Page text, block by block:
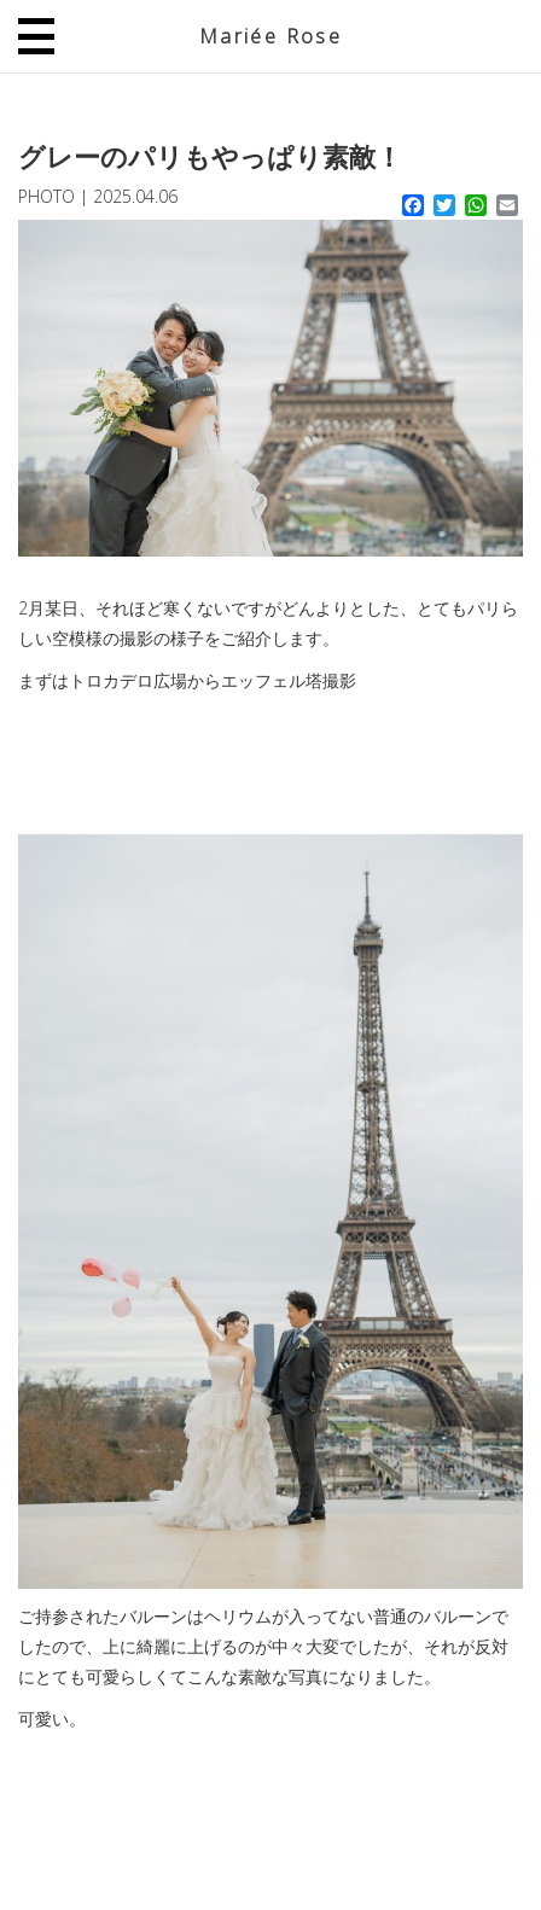
Mariée Rose
グレーのパリもやっぱり素敵！
PHOTO | 2025.04.06 Facebook
Twitter
2月某日、それほど寒くないですがどんよりとした、とてもパリら
しい空模様の撮影の様子をご紹介します。
まずはトロカデロ広場からエッフェル塔撮影
ご持参されたバルーンはヘリウムが入ってない普通のバルーンで
したので、上に綺麗に上げるのが中々大変でしたが、それが反対
にとても可愛らしくてこんな素敵な写真になりました。
可愛い。